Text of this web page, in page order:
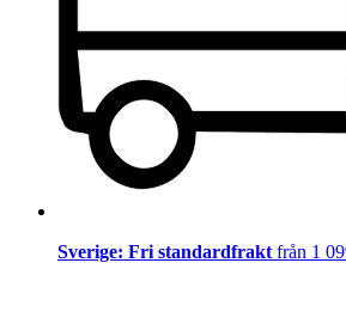
Sverige: Fri standardfrakt från 1